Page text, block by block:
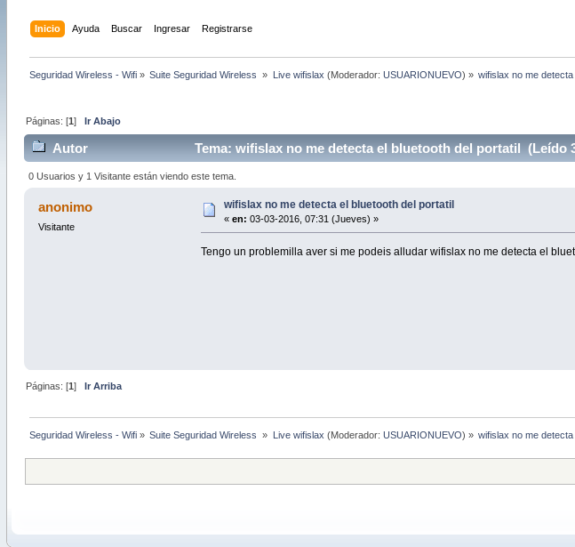
Inicio Ayuda Buscar Ingresar Registrarse
Seguridad Wireless - Wifi» Suite Seguridad Wireless » Live wifislax (Moderador: USUARIONUEVO) » wifislax no me
Páginas: [1] Ir Abajo
Autor Tema: wifislax no me detecta el bluetooth del portatil (Leído
0 Usuarios y 1 Visitante están viendo este tema.
anonimo
Visitante
wifislax no me detecta el bluetooth del portatil
« en: 03-03-2016, 07:31 (Jueves) »
Tengo un problemilla aver si me podeis alludar wifislax no me detecta el
Páginas: [1] Ir Arriba
Seguridad Wireless - Wifi» Suite Seguridad Wireless » Live wifislax (Moderador: USUARIONUEVO) » wifislax no me